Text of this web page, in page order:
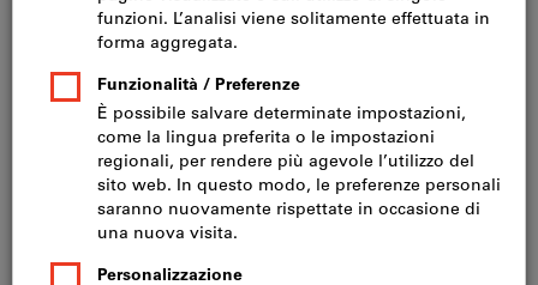
Fare clic per ingrandire l‘immagine